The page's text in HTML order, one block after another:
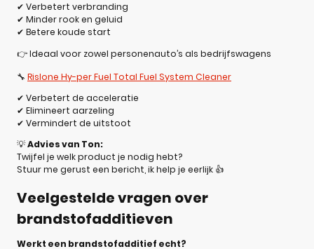
✔ Verbetert verbranding
✔ Minder rook en geluid
✔ Betere koude start
👉 Ideaal voor zowel personenauto’s als bedrijfswagens
🔧 Rislone Hy-per Fuel Total Fuel System Cleaner
✔ Verbetert de acceleratie
✔ Elimineert aarzeling
✔ Vermindert de uitstoot
💡Advies van Ton:
Twijfel je welk product je nodig hebt?
Stuur me gerust een bericht, ik help je eerlijk 👍
Veelgestelde vragen over
brandstofadditieven
Werkt een brandstofadditief echt?